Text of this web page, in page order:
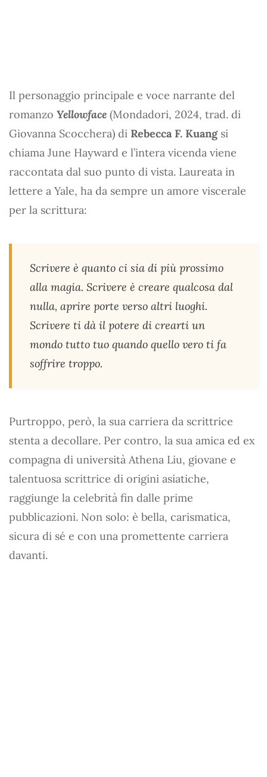
Il personaggio principale e voce narrante del
romanzo Yellowface (Mondadori, 2024, trad. di
Giovanna Scocchera) di Rebecca F. Kuangsi
chiama June Hayward e l’intera vicenda viene
raccontata dal suo punto di vista. Laureata in
lettere a Yale, ha da sempre un amore viscerale
per la scrittura:
Scrivere è quanto ci sia di più prossimo
alla magia. Scrivere è creare qualcosa dal
nulla, aprire porte verso altri luoghi.
Scrivere ti dà il potere di crearti un
mondo tutto tuo quando quello vero ti fa
soffrire troppo.
Purtroppo, però, la sua carriera da scrittrice
stenta a decollare. Per contro, la sua amica ed ex
compagna di università Athena Liu, giovane e
talentuosa scrittrice di origini asiatiche,
raggiunge la celebrità fin dalle prime
pubblicazioni. Non solo: è bella, carismatica,
sicura di sé e con una promettente carriera
davanti.